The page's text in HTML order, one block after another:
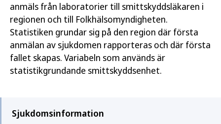
anmäls från laboratorier till smittskyddsläkaren i
regionen och till Folkhälsomyndigheten.
Statistiken grundar sig på den region där första
anmälan av sjukdomen rapporteras och där första
fallet skapas. Variabeln som används är
statistikgrundande smittskyddsenhet.
Sjukdomsinformation